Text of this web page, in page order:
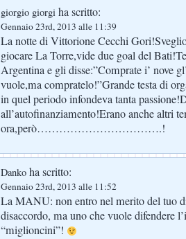
giorgio giorgi ha scritto:
Gennaio 23rd, 2013 alle 11:39
La notte di Vittorione Cecchi
giocare La Torre,vide due goal del
Argentina e gli disse:”Comprate i’ nove
vuole,ma compratelo!”Grande testa di
in quel periodo infondeva tanta
all’autofinanziamento!Erano anche altri
ora,però…………………………….!
Danko ha scritto:
Gennaio 23rd, 2013 alle 11:52
La MANU: non entro nel merito del tuo
disaccordo, ma uno che vuole difendere
“miglioncini”!